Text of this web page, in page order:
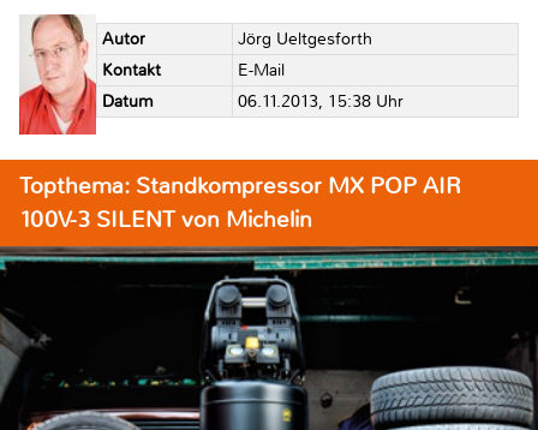
Autor
Jörg Ueltgesforth
Kontakt
E-Mail
Datum
06.11.2013, 15:38 Uhr
Topthema: Standkompressor MX POP AIR
100V-3 SILENT von Michelin